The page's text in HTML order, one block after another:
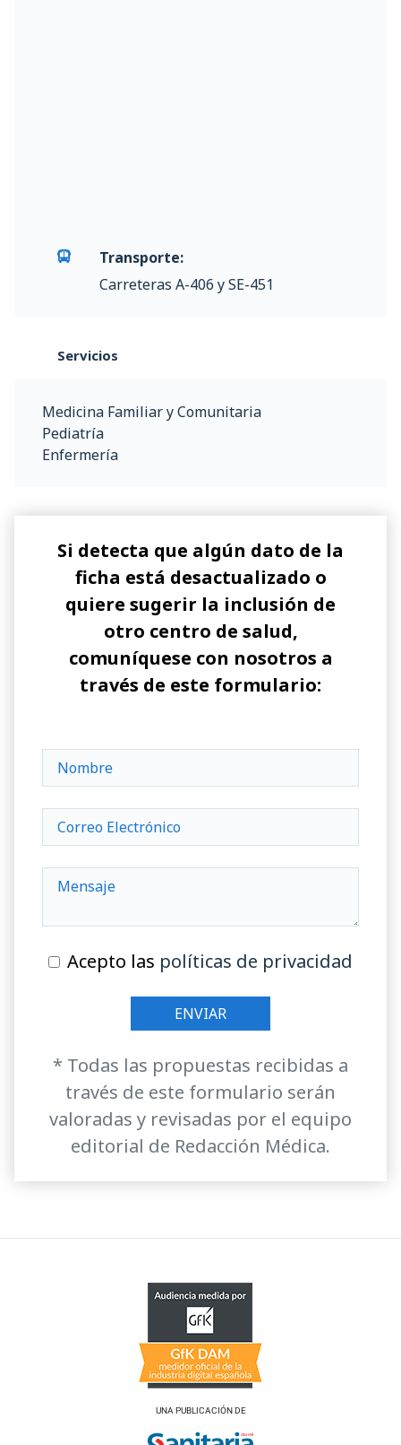
Transporte:
Carreteras A-406 y SE-451
Servicios
Medicina Familiar y Comunitaria
Pediatría
Enfermería
Si detecta que algún dato de la
ficha está desactualizado o
quiere sugerir la inclusión de
otro centro de salud,
comuníquese con nosotros a
través de este formulario:
Acepto las políticas de privacidad
* Todas las propuestas recibidas a
través de este formulario serán
valoradas y revisadas por el equipo
editorial de Redacción Médica.
UNA PUBLICACIÓN DE